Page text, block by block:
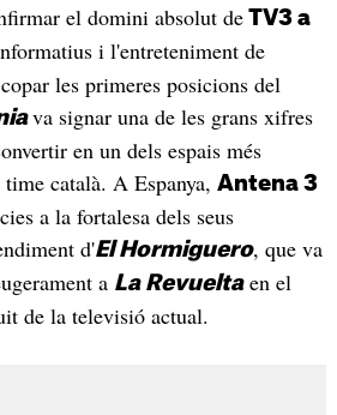
el domini absolut deTV3 a
i l'entreteniment de
les primeres posicions del
va signar una de les grans xifres
en un dels espais més
català. A Espanya, Antena 3
a la fortalesa dels seus
d'El Hormiguero, que va
a La Revueltaen el
de la televisió actual.